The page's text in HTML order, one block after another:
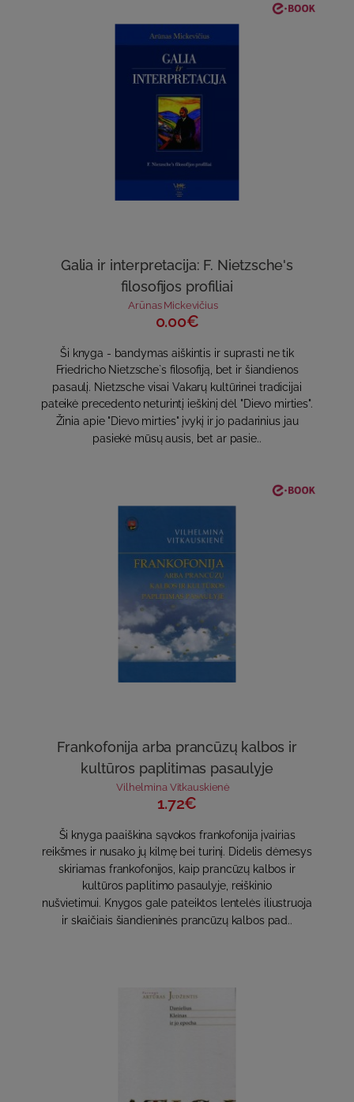
Galia ir interpretacija: F. Nietzsche's
filosofijos profiliai
Arūnas Mickevičius
0.00€
Ši knyga - bandymas aiškintis ir suprasti ne tik
Friedricho Nietzsche`s filosofiją, bet ir šiandienos
pasaulį. Nietzsche visai Vakarų kultūrinei tradicijai
pateikė precedento neturintį ieškinį dėl "Dievo mirties".
Žinia apie "Dievo mirties" įvykį ir jo padarinius jau
pasiekė mūsų ausis, bet ar pasie..
Frankofonija arba prancūzų kalbos ir
kultūros paplitimas pasaulyje
Vilhelmina Vitkauskienė
1.72€
Ši knyga paaiškina sąvokos frankofonija įvairias
reikšmes ir nusako jų kilmę bei turinį. Didelis dėmesys
skiriamas frankofonijos, kaip prancūzų kalbos ir
kultūros paplitimo pasaulyje, reiškinio
nušvietimui. Knygos gale pateiktos lentelės iliustruoja
ir skaičiais šiandieninės prancūzų kalbos pad..